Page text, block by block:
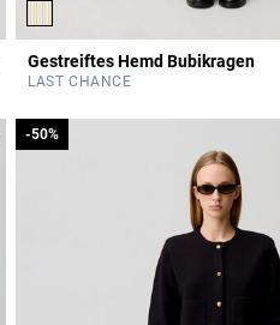
out of 5 Customer Rating
Gestreiftes Hemd Bubikragen
LAST CHANCE
-50%
-50%